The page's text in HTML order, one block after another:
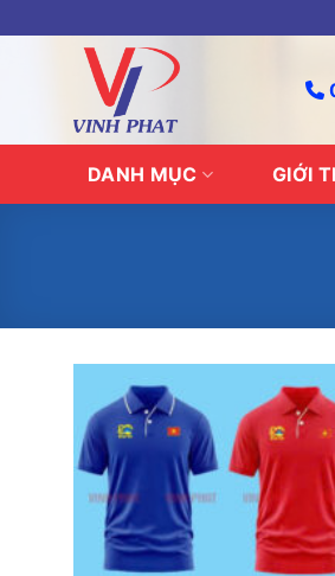
to
DANH MỤC GIỚI